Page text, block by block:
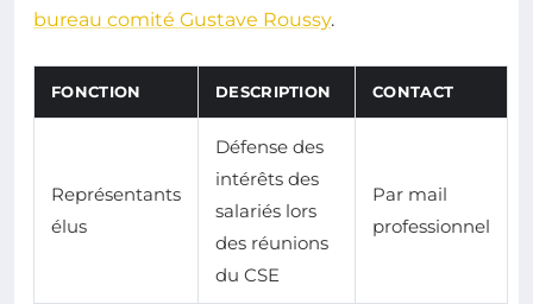
bureau comité Gustave Roussy.
FONCTION DESCRIPTION CONTACT
Représentants
élus
Défense des
intérêts des
salariés lors
des réunions
du CSE
Par mail
professionnel